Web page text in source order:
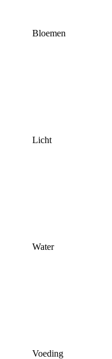
Bloemen
Licht
Water
Voeding